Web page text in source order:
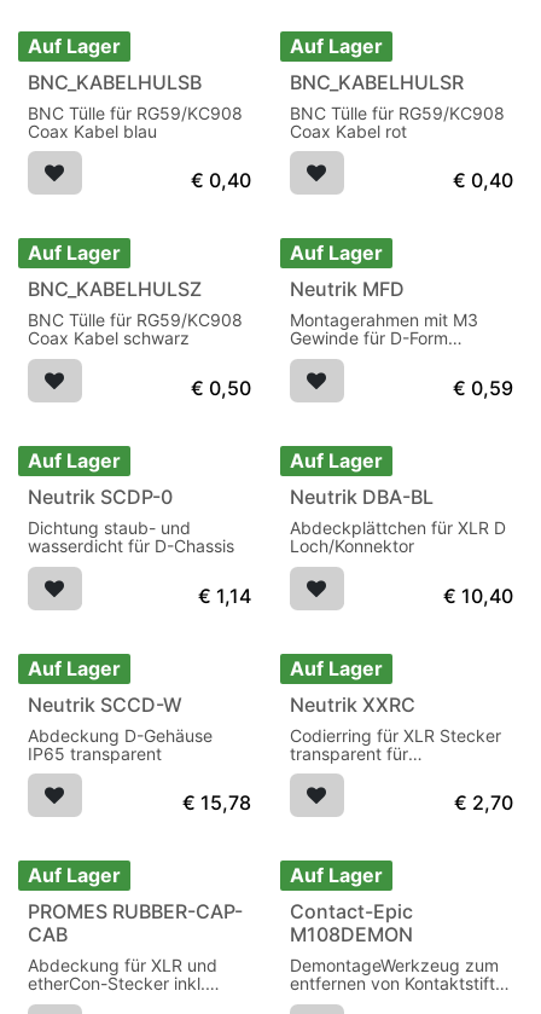
Auf Lager
BNC_KABELHULSB
BNC Tülle für RG59/KC908
Coax Kabel blau
€ 0,40
Auf Lager
BNC_KABELHULSR
BNC Tülle für RG59/KC908
Coax Kabel rot
€ 0,40
Auf Lager
BNC_KABELHULSZ
BNC Tülle für RG59/KC908
Coax Kabel schwarz
€ 0,50
Auf Lager
Neutrik MFD
Montagerahmen mit M3
Gewinde für D-Form
Chassisteile
€ 0,59
Auf Lager
Neutrik SCDP-0
Dichtung staub- und
wasserdicht für D-Chassis
€ 1,14
Auf Lager
Neutrik DBA-BL
Abdeckplättchen für XLR D
Loch/Konnektor
€ 10,40
Auf Lager
Neutrik SCCD-W
Abdeckung D-Gehäuse
IP65 transparent
€ 15,78
Auf Lager
Neutrik XXRC
Codierring für XLR Stecker
transparent für
Beschriftungen
€ 2,70
Auf Lager
PROMES RUBBER-CAP-
CAB
Abdeckung für XLR und
etherCon-Stecker inkl.
Kabelfixierung
Auf Lager
Contact-Epic
M108DEMON
DemontageWerkzeug zum
entfernen von Kontaktstifte
male/femal